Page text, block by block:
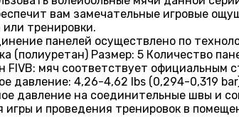
вам замечательные игровые
тренировки.
панелей осуществлено по
(полиуретан) Размер: 5 Количество
FIVB: мяч соответствует официальным
давление: 4,26-4,62 lbs (0,294-0,319
давление на соединительные швы и
игры и проведения тренировок в